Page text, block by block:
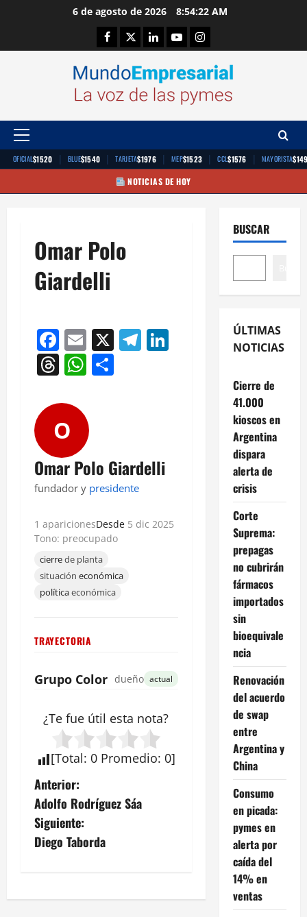
6 de agosto de 2026 8:54:23 AM
Facebook
TwitterLinkedinYoutubeInstagram
Menú
principal
OFICIAL$1520 | BLUE$1540 | TARJETA$1976 | MEP$1523 | CCL$1576 | MAYORISTA
NOTICIAS DE HOY
Omar Polo
Giardelli
Facebook
Email
X Telegram
LinkedIn
Threads
WhatsApp
O
Omar Polo Giardelli
fundador y presidente
1 aparicionesDesde 5 dic 2025
Tono: preocupado
cierrede planta
situación económica
políticaeconómica
TRAYECTORIA
Grupo Color dueño actual
¿Te fue útil esta nota?
[Total: 0 Promedio: 0]
N
a
v
g
Anterior:
Adolfo Rodríguez Sáa
Siguiente:
Diego Taborda
BUSCAR
ÚLTIMAS
NOTICIAS
Cierre de
41.000
kioscos en
Argentina
dispara
alerta de
crisis
Corte
Suprema:
prepagas
no cubrirán
fármacos
importados
sin
bioequivale
ncia
Renovación
del acuerdo
de swap
entre
Argentina y
China
Consumo
en picada:
pymes en
alerta por
caída del
14% en
ventas